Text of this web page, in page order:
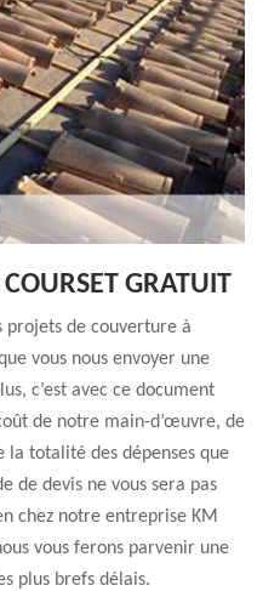
GRATUIT
projets de couverture à
vous nous envoyer une
c’est avec ce document
de notre main-d’œuvre, de
la totalité des dépenses que
de devis ne vous sera pas
chez notre entreprise KM
vous ferons parvenir une
plus brefs délais.